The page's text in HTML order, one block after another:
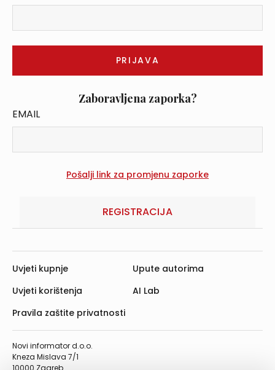
Zaboravljena zaporka?
EMAIL
REGISTRACIJA
Novi informator d.o.o.
Kneza Mislava 7/1
10000 Zagreb
Uvjeti kupnje
Uvjeti korištenja
Pravila zaštite privatnosti
Upute autorima
AI Lab